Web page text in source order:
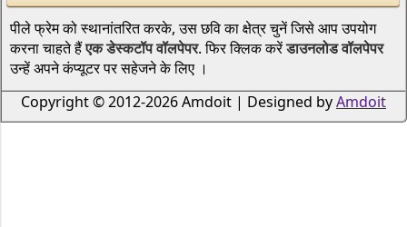
पीले फ्रेम को स्थानांतरित करके, उस छवि का क्षेत्र चुनें जिसे आप उपयोग
करना चाहते हैंएक डेस्कटॉप वॉलपेपर. फिर क्लिक करेंडाउनलोड वॉलपेपर
उन्हें अपने कंप्यूटर पर सहेजने के लिए ।
Copyright © 2012-2026 Amdoit | Designed byAmdoit